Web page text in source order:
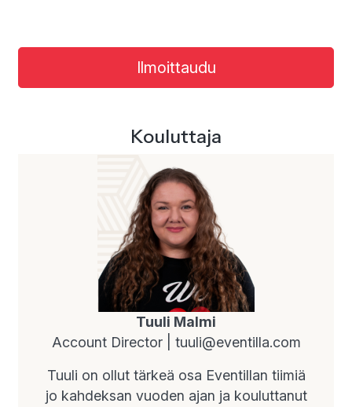
Kouluttaja
Tuuli Malmi
Account Director | tuuli@eventilla.com
Tuuli on ollut tärkeä osa Eventillan tiimiä
jo kahdeksan vuoden ajan ja kouluttanut